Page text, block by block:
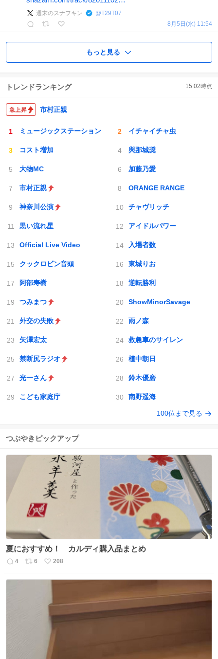
週末のスナフキン @T29T07
8月5日(水) 11:54
もっと見る
トレンドランキング 15:02時点
市村正親
ミュージックステーション イチャイチャ虫
コスト増加 與那城奨
大物MC 加藤乃愛
市村正親 ORANGE RANGE
神奈川公演 チャヴリッチ
黒い流れ星 アイドルパワー
Official Live Video 入場者数
クックロビン音頭 東城りお
阿部寿樹 逆転勝利
つみまつ ShowMinorSavage
外交の失敗 雨ノ森
矢澤宏太 救急車のサイレン
禁断尻ラジオ 植中朝日
光一さん 鈴木優磨
こども家庭庁 南野遥海
100位まで見る
つぶやきピックアップ
夏におすすめ！ カルディ購入品まとめ
返
4
リ
6
い
208